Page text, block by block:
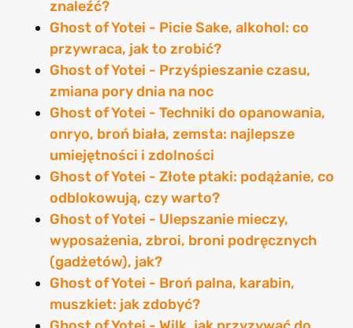
znaleźć?
Ghost of Yotei - Picie Sake, alkohol: co
przywraca, jak to zrobić?
Ghost of Yotei - Przyśpieszanie czasu,
zmiana pory dnia na noc
Ghost of Yotei - Techniki do opanowania,
onryo, broń biała, zemsta: najlepsze
umiejętności i zdolności
Ghost of Yotei - Złote ptaki: podążanie, co
odblokowują, czy warto?
Ghost of Yotei - Ulepszanie mieczy,
wyposażenia, zbroi, broni podręcznych
(gadżetów), jak?
Ghost of Yotei - Broń palna, karabin,
muszkiet: jak zdobyć?